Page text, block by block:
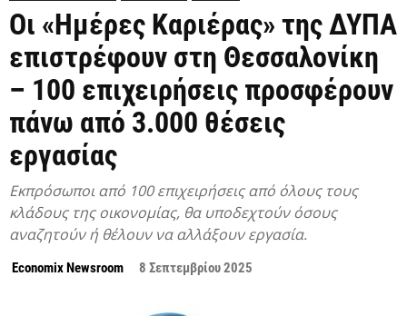
Οι «Ημέρες Καριέρας» της ΔΥΠΑ
επιστρέφουν στη Θεσσαλονίκη
– 100 επιχειρήσεις προσφέρουν
πάνω από 3.000 θέσεις
εργασίας
Εκπρόσωποι από 100 επιχειρήσεις από όλους τους
κλάδους της οικονομίας, θα υποδεχτούν όσους
αναζητούν ή θέλουν να αλλάξουν εργασία.
Economix Newsroom 8 Σεπτεμβρίου 2025